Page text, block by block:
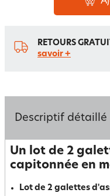
RETOURS
savoir +
Descriptif détaillé
Un lot de 2
capitonnée en
Lot de 2 galettes